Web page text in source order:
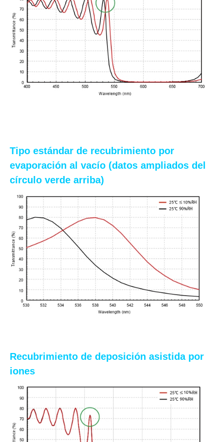
Tipo estándar de recubrimiento por
evaporación al vacío (datos ampliados del
círculo verde arriba)
Recubrimiento de deposición asistida por
iones